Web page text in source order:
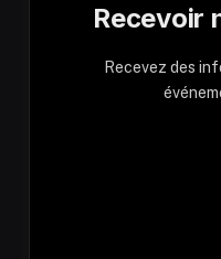
Recevoir
Recevez des